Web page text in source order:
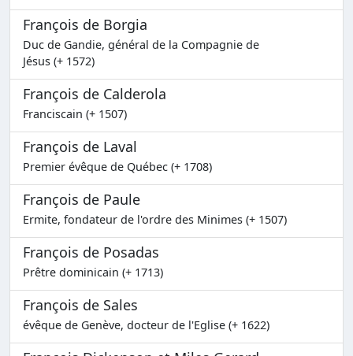
François de Borgia
Duc de Gandie, général de la Compagnie de
Jésus (+ 1572)
François de Calderola
Franciscain (+ 1507)
François de Laval
Premier évêque de Québec (+ 1708)
François de Paule
Ermite, fondateur de l'ordre des Minimes (+ 1507)
François de Posadas
Prêtre dominicain (+ 1713)
François de Sales
évêque de Genève, docteur de l'Eglise (+ 1622)